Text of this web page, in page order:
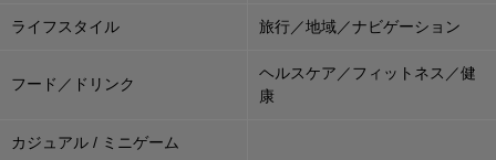
ライフスタイル 旅行／地域／ナビゲーション
フード／ドリンク
ヘルスケア／フィットネス／健
康
カジュアル / ミニゲーム